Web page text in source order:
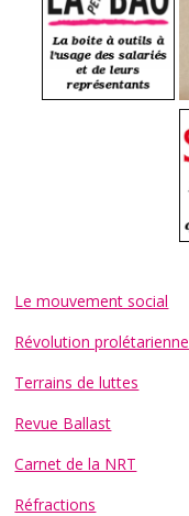
Le mouvement social
Révolution prolétarienne
Terrains de luttes
Revue Ballast
Carnet de la NRT
Réfractions